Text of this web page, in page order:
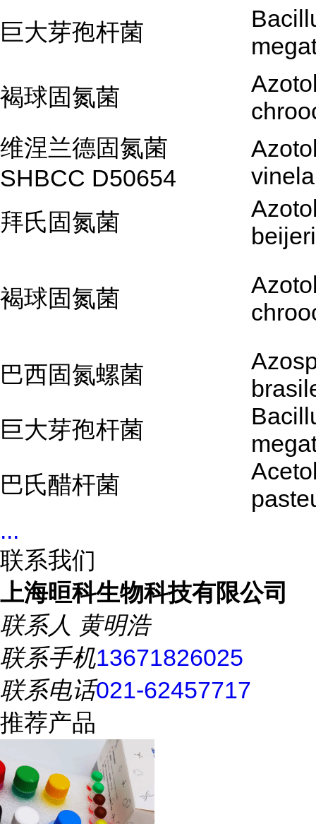
巨大芽孢杆菌
褐球固氮菌
维涅兰德固氮菌
SHBCC D50654
拜氏固氮菌
褐球固氮菌
巴西固氮螺菌
巨大芽孢杆菌
巴氏醋杆菌
...
联系我们
上海晅科生物科技有限公司
联系人 黄明浩
联系手机13671826025
联系电话021-62457717
推荐产品